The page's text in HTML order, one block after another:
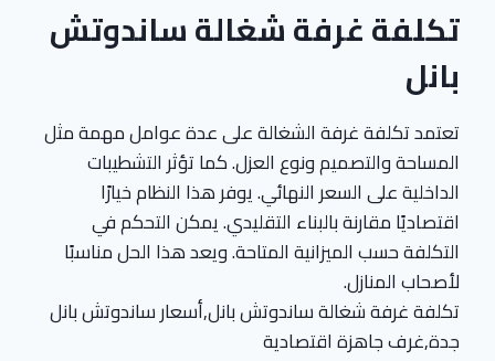
تكلفة غرفة شغالة ساندوتش
بانل
تعتمد تكلفة غرفة الشغالة على عدة عوامل مهمة مثل
المساحة والتصميم ونوع العزل. كما تؤثر التشطيبات
الداخلية على السعر النهائي. يوفر هذا النظام خيارًا
اقتصاديًا مقارنة بالبناء التقليدي. يمكن التحكم في
التكلفة حسب الميزانية المتاحة. ويعد هذا الحل مناسبًا
لأصحاب المنازل.
تكلفة غرفة شغالة ساندوتش بانل,أسعار ساندوتش بانل
جدة,غرف جاهزة اقتصادية